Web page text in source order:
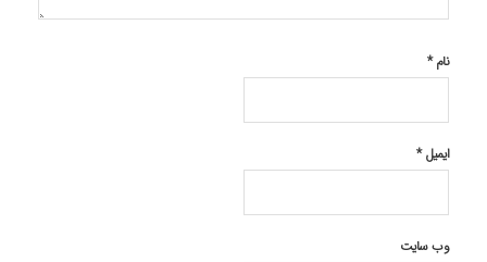
نام*
ایمیل*
وب‌ سایت